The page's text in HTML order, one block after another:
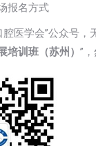
报名方式
腔医学会”公众号，
培训班（苏州） ”